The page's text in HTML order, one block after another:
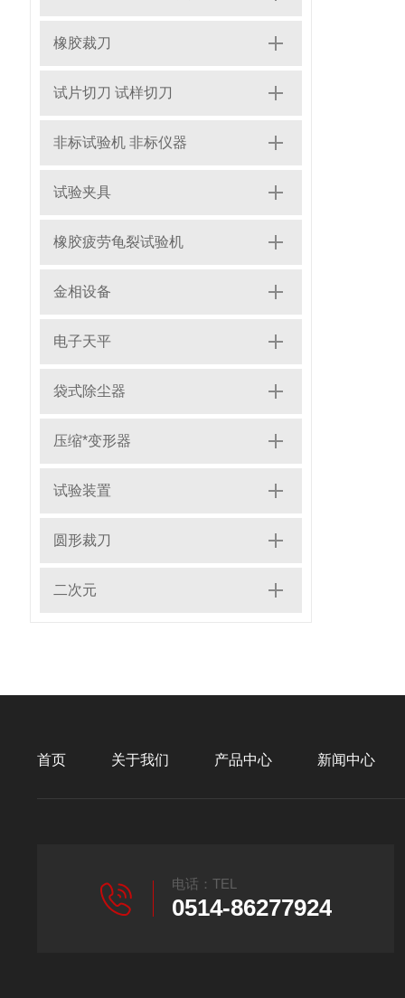
橡胶裁刀
试片切刀 试样切刀
非标试验机 非标仪器
试验夹具
橡胶疲劳龟裂试验机
金相设备
电子天平
袋式除尘器
压缩*变形器
试验装置
圆形裁刀
二次元
首页 关于我们 产品中心 新闻中心
电话：TEL
0514-86277924